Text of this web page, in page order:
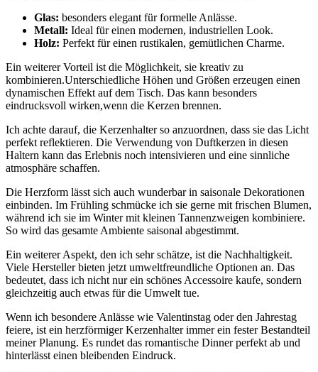
Glas: besonders elegant für formelle Anlässe.
Metall: Ideal für einen modernen, industriellen Look.
Holz: Perfekt ⁤für einen rustikalen, ‍gemütlichen Charme.
Ein weiterer Vorteil ist ⁤die Möglichkeit, sie kreativ ⁣zu
kombinieren.Unterschiedliche Höhen und⁢ Größen erzeugen einen
dynamischen Effekt auf ‍dem Tisch. Das kann besonders
eindrucksvoll​ wirken,wenn die Kerzen⁢ brennen.
Ich achte darauf, die Kerzenhalter so‍ anzuordnen, dass sie das Licht
perfekt reflektieren. Die Verwendung von Duftkerzen in diesen
Haltern kann das⁢ Erlebnis noch intensivieren und eine‌ sinnliche
atmosphäre schaffen.
Die⁣ Herzform lässt sich auch wunderbar in saisonale Dekorationen
einbinden. ‌Im Frühling schmücke ich sie gerne mit frischen Blumen,
‍während ich ⁤sie im Winter mit kleinen Tannenzweigen kombiniere.
So wird ⁢das gesamte Ambiente saisonal abgestimmt.
Ein weiterer Aspekt,⁢ den ⁣ich ​sehr schätze, ist die ⁤Nachhaltigkeit.
Viele Hersteller bieten jetzt umweltfreundliche Optionen an. Das
bedeutet,⁤ dass⁣ ich nicht ⁤nur ein schönes Accessoire kaufe, sondern
gleichzeitig auch etwas für⁣ die Umwelt tue.
Wenn ‍ich besondere ⁣Anlässe wie Valentinstag oder den Jahrestag
feiere,‍ ist ein herzförmiger Kerzenhalter ​immer ‍ein fester Bestandteil
meiner Planung. Es rundet das romantische Dinner perfekt ab und
hinterlässt einen bleibenden Eindruck.